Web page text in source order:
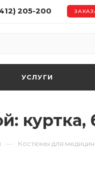
205-200
УСЛУГИ
куртка,
— Костюмы для